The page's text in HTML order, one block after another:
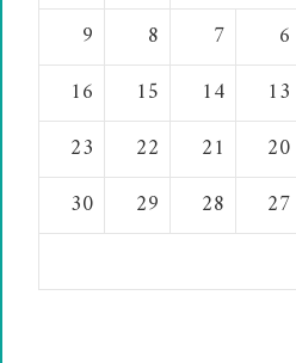
6
7
8
9
13
14
15
16
20
21
22
23
27
28
29
30